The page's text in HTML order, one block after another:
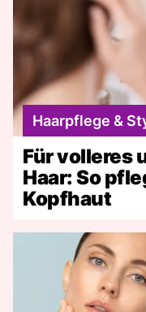
Haarpflege &
Für volleres
Haar: So
Kopfhaut